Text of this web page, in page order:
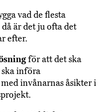
vad de flesta
är det ju ofta det
efter.
för att det ska
införa
invånarnas åsikter i